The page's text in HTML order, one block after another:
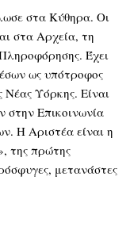
στα Κύθηρα. Οι
στα Αρχεία, τη
Έχει
ως υπότροφος
Νέας Υόρκης. Είναι
στην Επικοινωνία
Η Αριστέα είναι η
της πρώτης
μετανάστες